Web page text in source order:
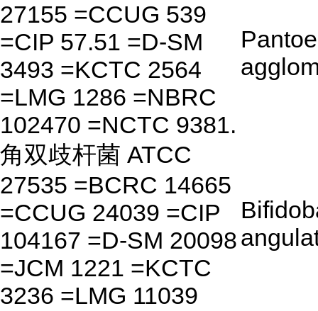
27155 =CCUG 539
=CIP 57.51 =D-SM
3493 =KCTC 2564
=LMG 1286 =NBRC
102470 =NCTC 9381.
角双歧杆菌 ATCC
27535 =BCRC 14665
=CCUG 24039 =CIP
104167 =D-SM 20098
=JCM 1221 =KCTC
3236 =LMG 11039